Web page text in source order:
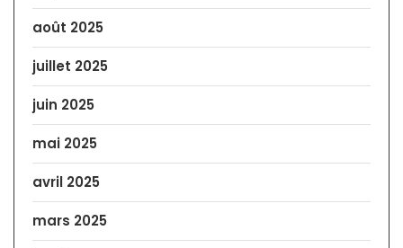
août 2025
juillet 2025
juin 2025
mai 2025
avril 2025
mars 2025